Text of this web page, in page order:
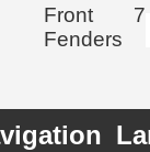
Front
Fenders
7